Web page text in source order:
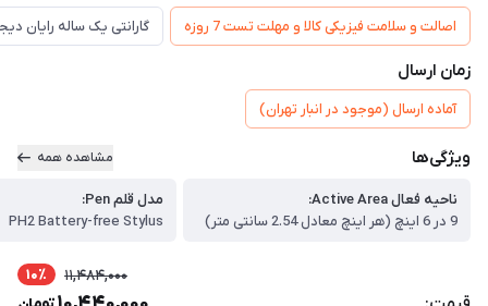
اصالت و سلامت فیزیکی کالا و مهلت تست 7 روزه گارانتی یک ساله رایان
زمان ارسال
آماده ارسال (موجود در انبار تهران)
ویژگی‌ها مشاهده همه
ناحیه فعال Active Area:
9 در 6 اینچ (هر اینچ معادل 2.54 سانتی متر)
مدل قلم Pen:
PH2 Battery-free Stylus
11,484,000 10٪